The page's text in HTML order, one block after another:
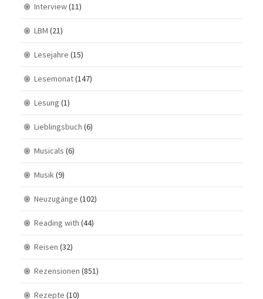
Interview(11)
LBM (21)
Lesejahre (15)
Lesemonat(147)
Lesung (1)
Lieblingsbuch (6)
Musicals (6)
Musik(9)
Neuzugänge (102)
Reading with (44)
Reisen (32)
Rezensionen (851)
Rezepte (10)